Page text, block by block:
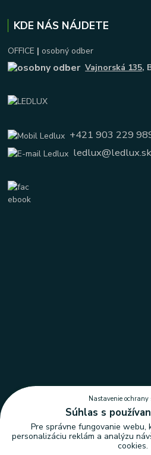
KDE NÁS NÁJDETE
OFFICE | osobný odber
Vajnorská 135,
+421 903 229
ledlux@ledlux.sk
Nastavenie ochrany
Súhlas s
Pre správne fungovanie webu,
personalizáciu reklám a analýzu
cookies.